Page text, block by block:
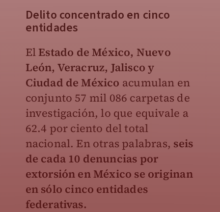
Delito concentrado en cinco
entidades
El Estado de México, Nuevo
León, Veracruz, Jalisco y
Ciudad de México acumulan en
conjunto 57 mil 086 carpetas de
investigación, lo que equivale a
62.4 por ciento del total
nacional. En otras palabras, seis
de cada 10 denuncias por
extorsión en México se originan
en sólo cinco entidades
federativas.